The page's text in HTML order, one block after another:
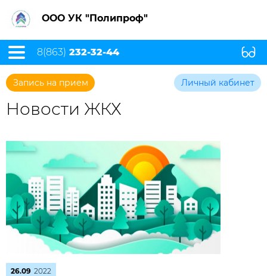
ООО УК "Полипроф"
8(863) 232-32-44
Запись на прием Личный кабинет
Новости ЖКХ
26.09 2022